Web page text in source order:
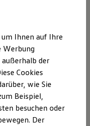
im Alltag.
Neo!
Ihnen auf Ihre
Werbung
außerhalb der
Cookies
wie Sie
Beispiel,
besuchen oder
Der